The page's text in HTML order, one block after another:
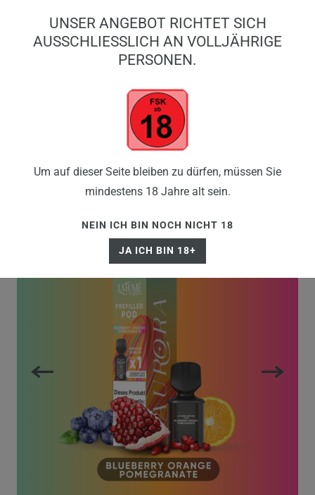
0
0,00 EUR
UNSER ANGEBOT RICHTET SICH
AUSSCHLIESSLICH AN VOLLJÄHRIGE P
ERSONEN.
Um auf dieser Seite bleiben zu dürfen, müssen Sie
mindestens 18 Jahre alt sein.
NEIN ICH BIN NOCH NICHT 18
JA ICH BIN 18+